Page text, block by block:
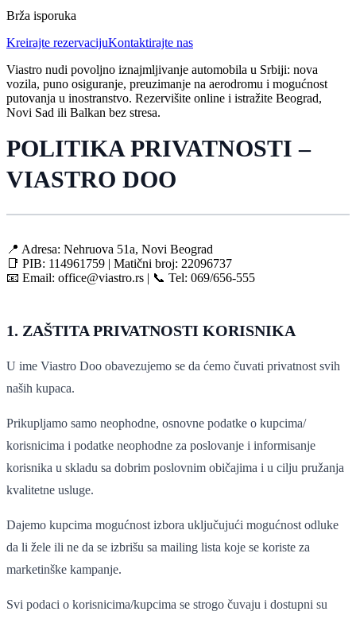
Brža isporuka
Kreirajte rezervacijuKontaktirajte nas
Viastro nudi povoljno iznajmljivanje automobila u Srbiji: nova
vozila, puno osiguranje, preuzimanje na aerodromu i mogućnost
putovanja u inostranstvo. Rezervišite online i istražite Beograd,
Novi Sad ili Balkan bez stresa.
POLITIKA PRIVATNOSTI –
VIASTRO DOO
📍 Adresa: Nehruova 51a, Novi Beograd
📑 PIB: 114961759 | Matični broj: 22096737
📧 Email: office@viastro.rs | 📞 Tel: 069/656-555
1. ZAŠTITA PRIVATNOSTI KORISNIKA
U ime Viastro Doo obavezujemo se da ćemo čuvati privatnost svih
naših kupaca.
Prikupljamo samo neophodne, osnovne podatke o kupcima/
korisnicima i podatke neophodne za poslovanje i informisanje
korisnika u skladu sa dobrim poslovnim običajima i u cilju pružanja
kvalitetne usluge.
Dajemo kupcima mogućnost izbora uključujući mogućnost odluke
da li žele ili ne da se izbrišu sa mailing lista koje se koriste za
marketinške kampanje.
Svi podaci o korisnicima/kupcima se strogo čuvaju i dostupni su